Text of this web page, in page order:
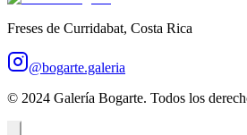
Freses de Curridabat, Costa Rica
@bogarte.galeria
© 2024 Galería Bogarte. Todos los